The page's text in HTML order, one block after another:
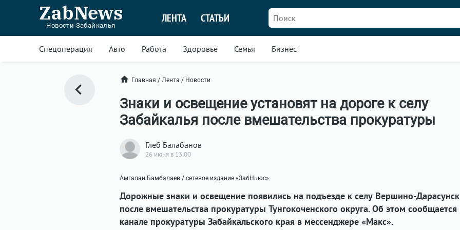
ZabNews
Новости Забайкалья
ЛЕНТА СТАТЬИ
Спецоперация Авто Работа Здоровье Семья Бизнес
Главная / Лента / Новости
Знаки и освещение установят на дороге к селу
Забайкалья после вмешательства прокуратуры
Глеб Балабанов
26 июня в 13:00
Амгалан Бамбалаев / сетевое издание «ЗабНьюс»
Дорожные знаки и освещение появились на подъезде к селу Вершино-
после вмешательства прокуратуры Тунгокоченского округа. Об этом сообщается
канале прокуратуры Забайкальского края в мессенджере «Макс».